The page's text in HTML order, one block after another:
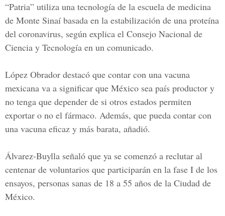
“Patria” utiliza una tecnología de la escuela de medicina
de Monte Sinaí basada en la estabilización de una proteína
del coronavirus, según explica el Consejo Nacional de
Ciencia y Tecnología en un comunicado.
López Obrador destacó que contar con una vacuna
mexicana va a significar que México sea país productor y
no tenga que depender de si otros estados permiten
exportar o no el fármaco. Además, que pueda contar con
una vacuna eficaz y más barata, añadió.
Álvarez-Buylla señaló que ya se comenzó a reclutar al
centenar de voluntarios que participarán en la fase I de los
ensayos, personas sanas de 18 a 55 años de la Ciudad de
México.